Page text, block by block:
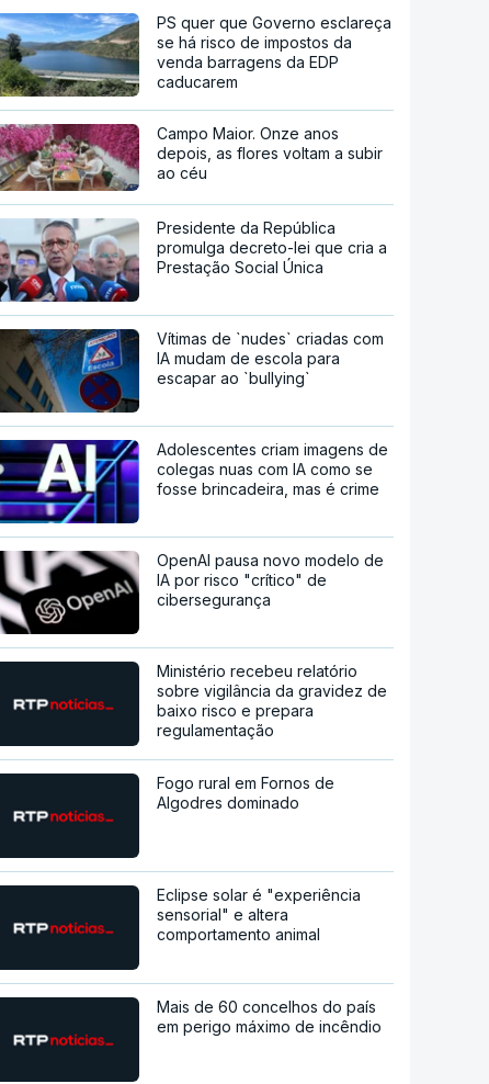
PS quer que Governo esclareça
se há risco de impostos da
venda barragens da EDP
caducarem
Campo Maior. Onze anos
depois, as flores voltam a subir
ao céu
Presidente da República
promulga decreto-lei que cria a
Prestação Social Única
Vítimas de `nudes` criadas com
IA mudam de escola para
escapar ao `bullying`
Adolescentes criam imagens de
colegas nuas com IA como se
fosse brincadeira, mas é crime
OpenAI pausa novo modelo de
IA por risco "crítico" de
cibersegurança
Ministério recebeu relatório
sobre vigilância da gravidez de
baixo risco e prepara
regulamentação
Fogo rural em Fornos de
Algodres dominado
Eclipse solar é "experiência
sensorial" e altera
comportamento animal
Mais de 60 concelhos do país
em perigo máximo de incêndio